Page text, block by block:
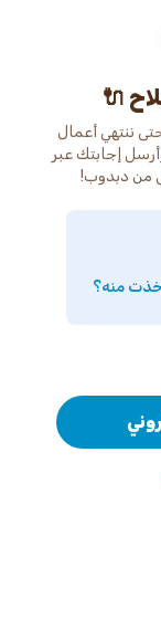
🔌
ننتهي أعمال
إجابتك عبر
من دبدوب!
منه؟